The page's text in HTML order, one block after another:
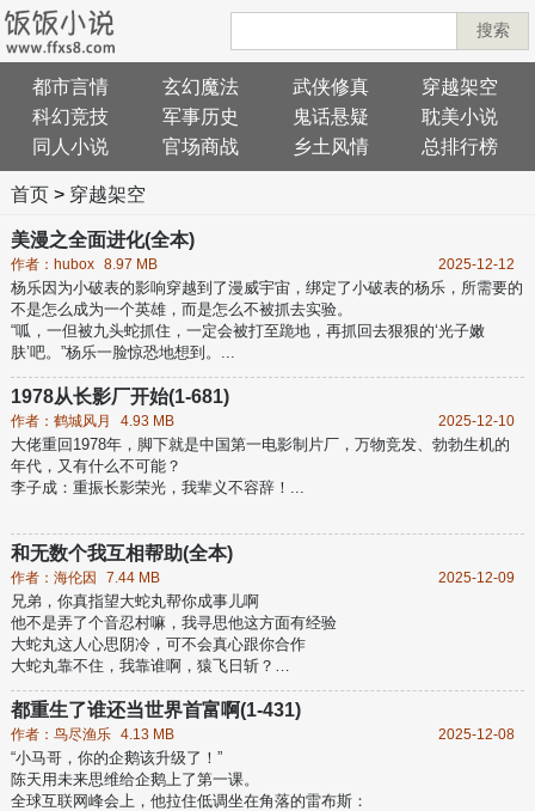
搜索
都市言情 玄幻魔法 武侠修真
穿越架空
科幻竞技
军事历史 鬼话悬疑
耽美小说
同人小说
官场商战 乡土风情 总排行榜
首页> 穿越架空
美漫之全面进化(全本)
作者：hubox 8.97 MB 2025-12-12
杨乐因为小破表的影响穿越到了漫威宇宙，绑定了小破表的杨乐，所需要的
不是怎么成为一个英雄，而是怎么不被抓去实验。
“呱，一但被九头蛇抓住，一定会被打至跪地，再抓回去狠狠的‘光子嫩
肤’吧。”杨乐一脸惊恐地想到。...
1978从长影厂开始(1-681)
作者：鹤城风月 4.93 MB 2025-12-10
大佬重回1978年，脚下就是中国第一电影制片厂，万物竞发、勃勃生机的
年代，又有什么不可能？
李子成：重振长影荣光，我辈义不容辞！...
和无数个我互相帮助(全本)
作者：海伦因 7.44 MB 2025-12-09
兄弟，你真指望大蛇丸帮你成事儿啊
他不是弄了个音忍村嘛，我寻思他这方面有经验
大蛇丸这人心思阴冷，可不会真心跟你合作
大蛇丸靠不住，我靠谁啊，猿飞日斩？
更靠不住，正经人谁偷看人洗澡啊，你偷看吗？
我不偷看！你偷看吗？
我也不偷看！
下贱！（碰杯！）
那大蛇丸靠不住，猿飞日斩也靠不住，我靠谁？
我，我们，来自多元宇宙的我们......
都重生了谁还当世界首富啊(1-431)
作者：鸟尽渔乐 4.13 MB 2025-12-08
“小马哥，你的企鹅该升级了！”
陈天用未来思维给企鹅上了第一课。
全球互联网峰会上，他拉住低调坐在角落的雷布斯：